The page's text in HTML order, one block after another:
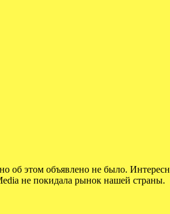
об этом объявлено не было.
не покидала рынок нашей страны.